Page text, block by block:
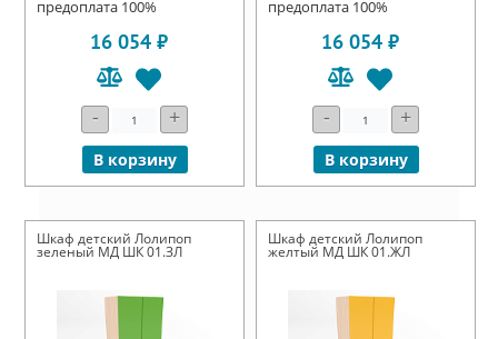
предоплата 100%
16 054 ₽
- +
В корзину
предоплата 100%
16 054 ₽
- +
В корзину
Шкаф детский Лолипоп
зеленый МД ШК 01.ЗЛ
Шкаф детский Лолипоп
желтый МД ШК 01.ЖЛ